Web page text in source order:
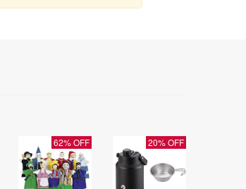
62% OFF 20% OFF